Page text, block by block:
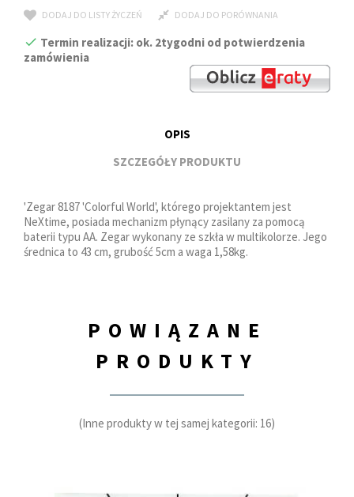
DODAJ DO LISTY ŻYCZEŃ DODAJ DO PORÓWNANIA
Termin realizacji: ok. 2tygodni od potwierdzenia
zamówienia
OPIS
SZCZEGÓŁY PRODUKTU
'Zegar 8187 'Colorful World', którego projektantem jest
NeXtime, posiada mechanizm płynący zasilany za pomocą
baterii typu AA. Zegar wykonany ze szkła w multikolorze. Jego
średnica to 43 cm, grubość 5cm a waga 1,58kg.
POWIĄZANE
PRODUKTY
(Inne produkty w tej samej kategorii: 16)